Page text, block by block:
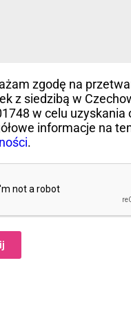
zgodę na
z siedzibą w
w celu
informacje na
.